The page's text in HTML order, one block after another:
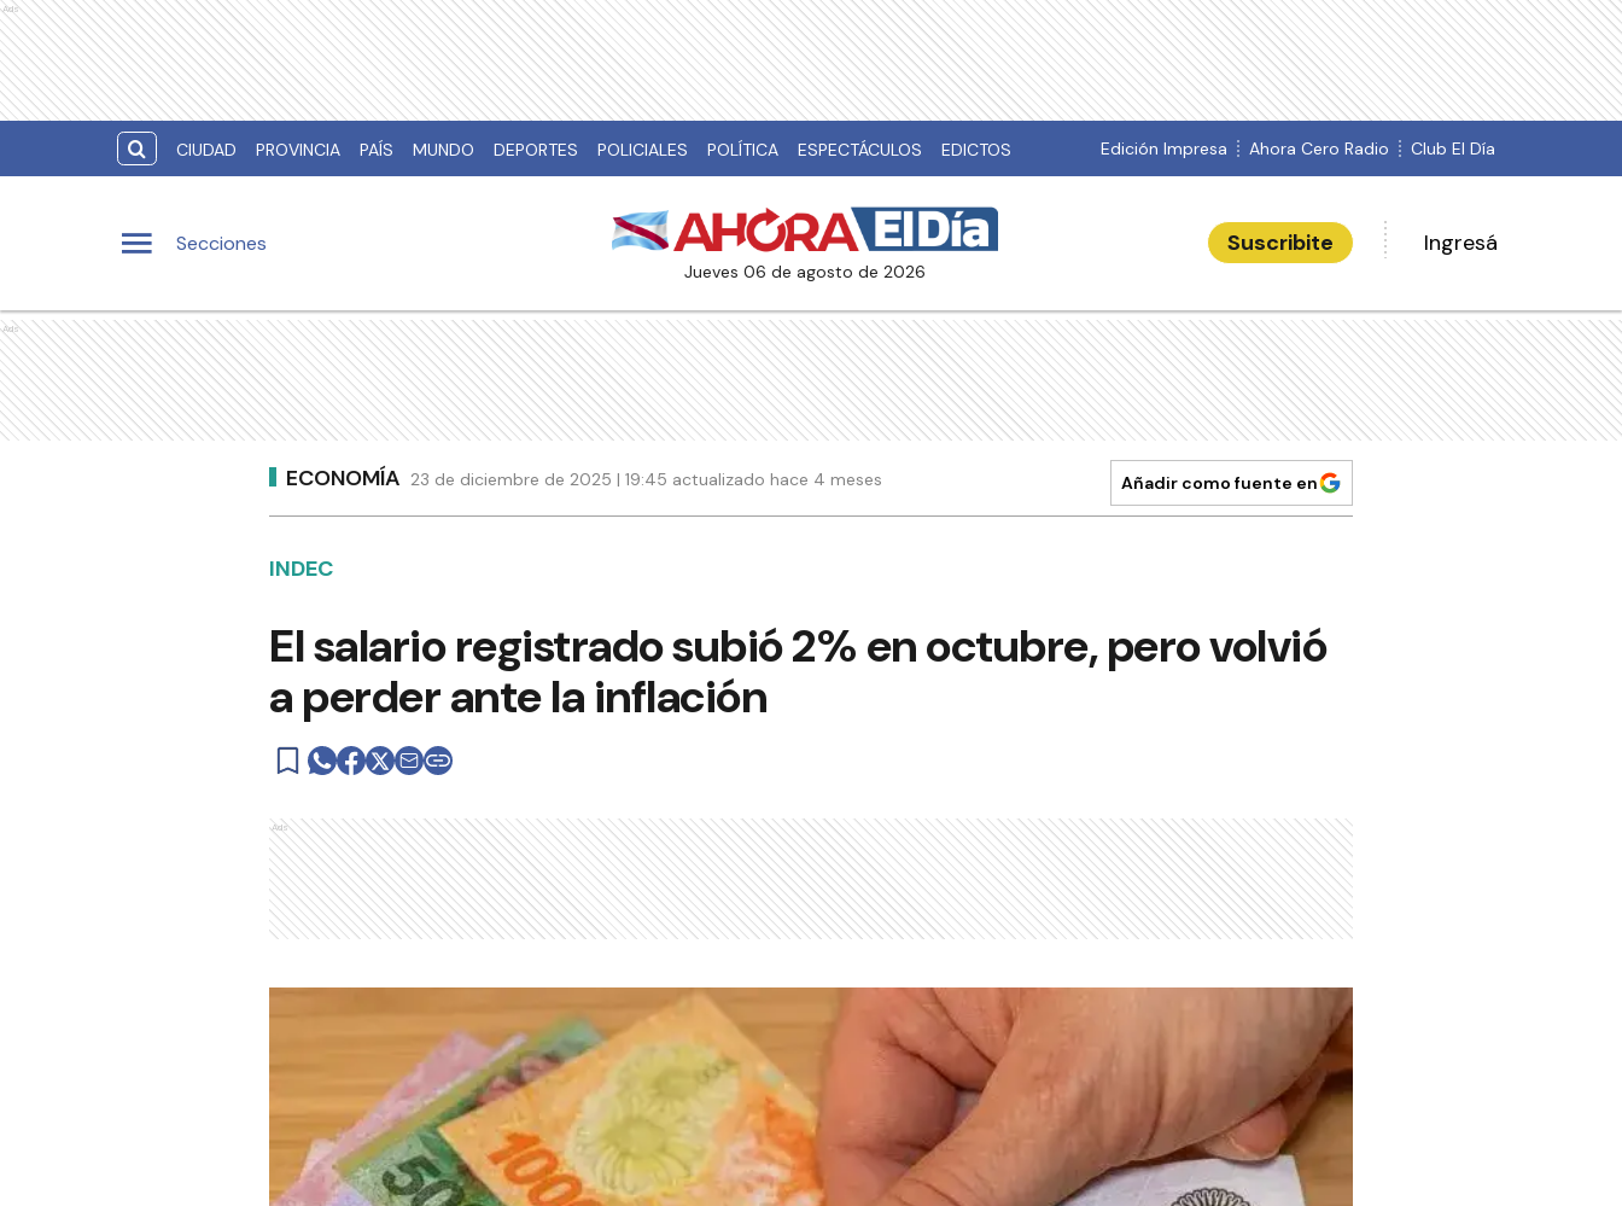
Ads
CIUDAD PROVINCIA PAÍS MUNDO DEPORTES POLICIALES POLÍTICA ESPECTÁCULOS EDICTOS Edición Impresa Ahora Cero Radio Club El Día
Secciones
jueves 06 de agosto de 2026
Suscribite Ingresá
Ads
ECONOMÍA 23 de diciembre de 2025 | 19:45 actualizado hace 4 meses Añadir como fuente en
INDEC
El salario registrado subió 2% en octubre, pero volvió
a perder ante la inflación
Ads